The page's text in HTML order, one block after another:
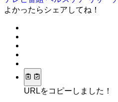
よかったらシェアしてね！
URLをコピーしました！